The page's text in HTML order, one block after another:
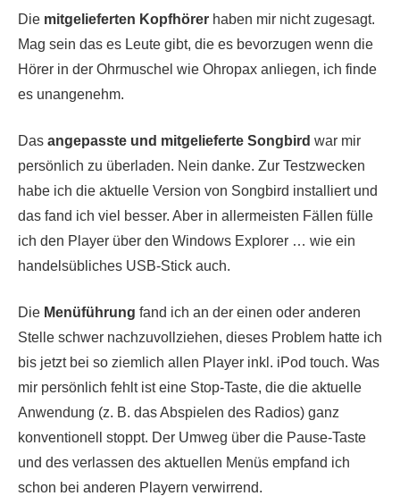
Die mitgelieferten Kopfhörer haben mir nicht zugesagt.
Mag sein das es Leute gibt, die es bevorzugen wenn die
Hörer in der Ohrmuschel wie Ohropax anliegen, ich finde
es unangenehm.
Das angepasste und mitgelieferte Songbird war mir
persönlich zu überladen. Nein danke. Zur Testzwecken
habe ich die aktuelle Version von Songbird installiert und
das fand ich viel besser. Aber in allermeisten Fällen fülle
ich den Player über den Windows Explorer … wie ein
handelsübliches USB-Stick auch.
Die Menüführung fand ich an der einen oder anderen
Stelle schwer nachzuvollziehen, dieses Problem hatte ich
bis jetzt bei so ziemlich allen Player inkl. iPod touch. Was
mir persönlich fehlt ist eine Stop-Taste, die die aktuelle
Anwendung (z. B. das Abspielen des Radios) ganz
konventionell stoppt. Der Umweg über die Pause-Taste
und des verlassen des aktuellen Menüs empfand ich
schon bei anderen Playern verwirrend.